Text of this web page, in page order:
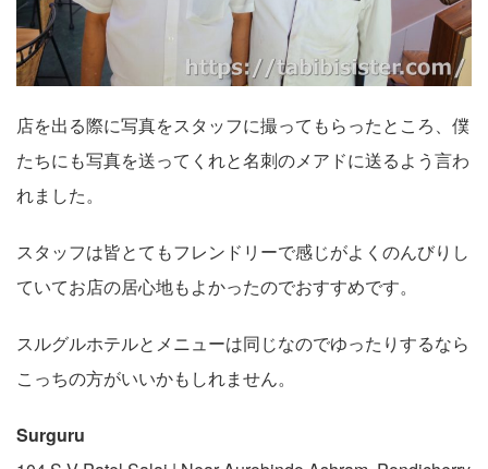
店を出る際に写真をスタッフに撮ってもらったところ、僕
たちにも写真を送ってくれと名刺のメアドに送るよう言わ
れました。
スタッフは皆とてもフレンドリーで感じがよくのんびりし
ていてお店の居心地もよかったのでおすすめです。
スルグルホテルとメニューは同じなのでゆったりするなら
こっちの方がいいかもしれません。
Surguru